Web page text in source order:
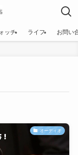
ッチ ライフ お問い
オーディオ